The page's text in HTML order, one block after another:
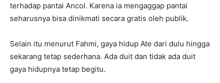
terhadap pantai Ancol. Karena ia mengaggap pantai
seharusnya bisa dinikmati secara gratis oleh publik.
Selain itu menurut Fahmi, gaya hidup Ate dari dulu hingga
sekarang tetap sederhana. Ada duit dan tidak ada duit
gaya hidupnya tetap begitu.